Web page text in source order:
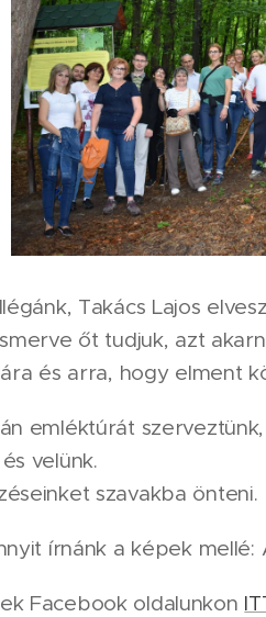
Takács Lajos
őt tudjuk, azt
és arra, hogy elment
emléktúrát
velünk.
szavakba önteni.
írnánk a képek
Facebook oldalunkon